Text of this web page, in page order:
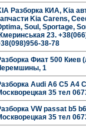
Разборка КИА, Kia
Kia Carens,
Soul, Sportage,
23.
38-78
Фиат 500 Киев
1
Audi A6 C5 A4
35 тел
VW passat b5
35 тел